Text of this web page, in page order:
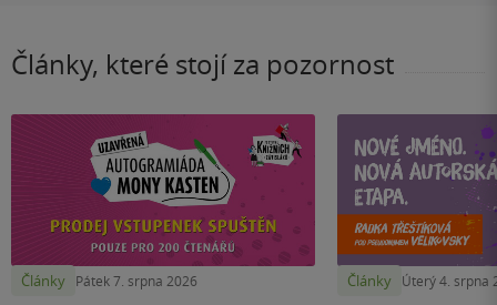
Články, které stojí za pozornost
Články Pátek 7. srpna 2026 Články Úterý 4. srpna